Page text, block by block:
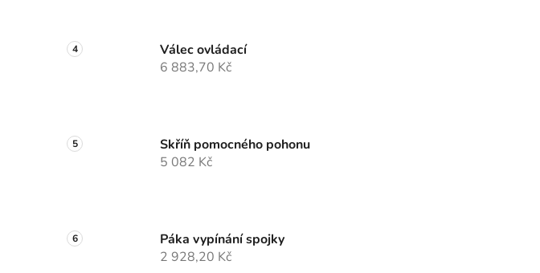
Válec ovládací
6 883,70 Kč
Skříň pomocného pohonu
5 082 Kč
Páka vypínání spojky
2 928,20 Kč